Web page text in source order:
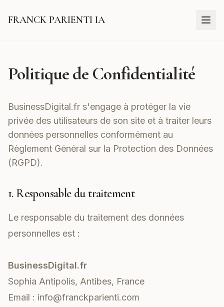
FRANCK PARIENTI IA
Politique de Confidentialité
BusinessDigital.fr s'engage à protéger la vie
privée des utilisateurs de son site et à traiter leurs
données personnelles conformément au
Règlement Général sur la Protection des Données
(RGPD).
1. Responsable du traitement
Le responsable du traitement des données
personnelles est :
BusinessDigital.fr
Sophia Antipolis, Antibes, France
Email : info@franckparienti.com